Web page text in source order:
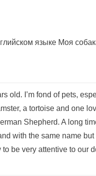
языке Моя
old. I’m fond of pets,
a tortoise and one
Shepherd. A long
with the same name but
be very attentive to our